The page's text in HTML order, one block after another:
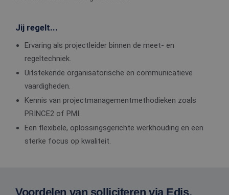
Jij regelt...
Ervaring als projectleider binnen de meet- en
regeltechniek.
Uitstekende organisatorische en communicatieve
vaardigheden.
Kennis van projectmanagementmethodieken zoals
PRINCE2 of PMI.
Een flexibele, oplossingsgerichte werkhouding en een
sterke focus op kwaliteit.
Voordelen van solliciteren via Edis.